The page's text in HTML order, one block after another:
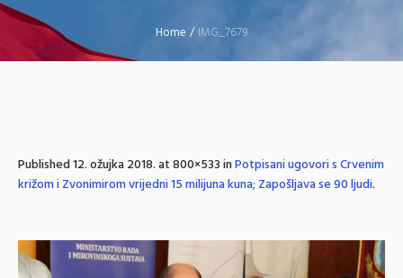
Home /IMG_7679
Published12. ožujka 2018.at 800×533 inPotpisani ugovori s Crvenim
križom i Zvonimirom vrijedni 15 milijuna kuna; Zapošljava se 90 ljudi.